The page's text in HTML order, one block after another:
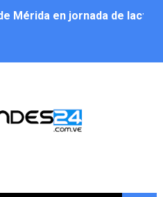
Mérida en jornada de
jornada recreativa a la